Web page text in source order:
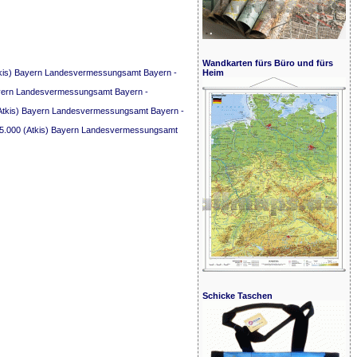
Bayern Landesvermessungsamt Bayern -
Landesvermessungsamt Bayern -
Bayern Landesvermessungsamt Bayern -
(Atkis) Bayern Landesvermessungsamt
Wandkarten fürs Büro und fürs
Heim
Schicke Taschen